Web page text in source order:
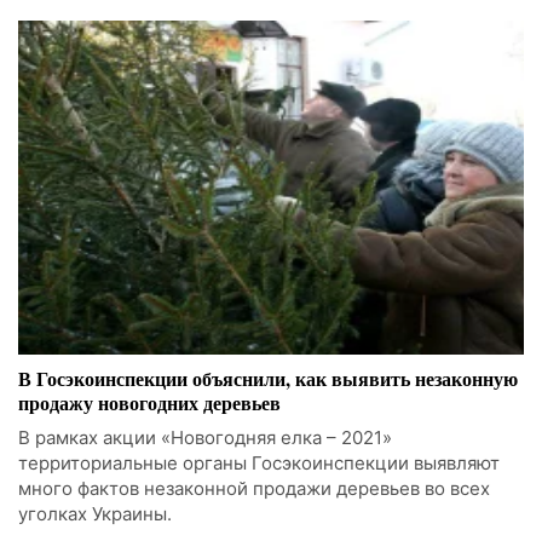
В Госэкоинспекции объяснили, как выявить незаконную
продажу новогодних деревьев
В рамках акции «Новогодняя елка – 2021»
территориальные органы Госэкоинспекции выявляют
много фактов незаконной продажи деревьев во всех
уголках Украины.